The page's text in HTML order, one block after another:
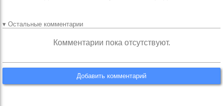
▾ Остальные комментарии
Комментарии пока отсутствуют.
Добавить комментарий